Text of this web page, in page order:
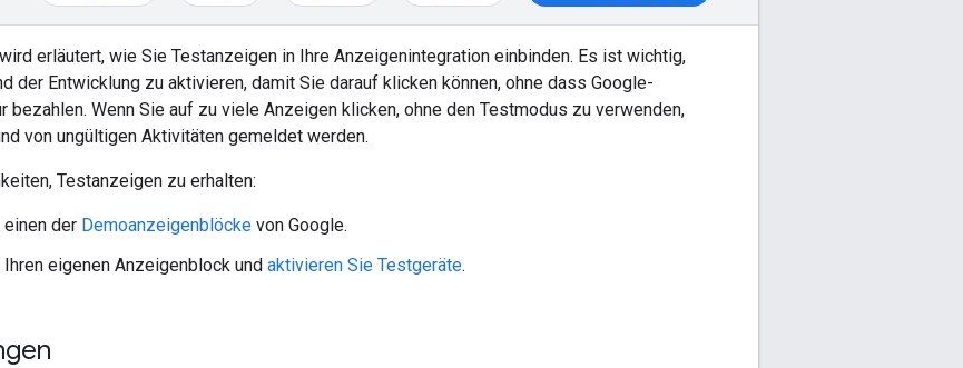
erläutert, wie Sie Testanzeigen in Ihre Anzeigenintegration einbinden. Es ist wichtig,
der Entwicklung zu aktivieren, damit Sie darauf klicken können, ohne dass Google-
bezahlen. Wenn Sie auf zu viele Anzeigen klicken, ohne den Testmodus zu verwenden,
von ungültigen Aktivitäten gemeldet werden.
Testanzeigen zu erhalten:
der Demoanzeigenblöcke von Google.
eigenen Anzeigenblock und aktivieren Sie Testgeräte.